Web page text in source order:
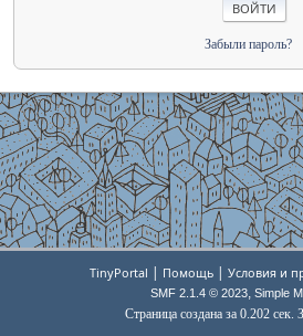
Забыли пароль?
TinyPortal | Помощь | Условия и
SMF 2.1.4 © 2023, Simple
Страница создана за 0.202 сек.